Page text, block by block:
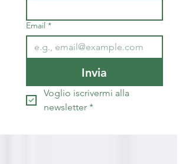
Email *
Invia
Voglio iscrivermi alla
newsletter *